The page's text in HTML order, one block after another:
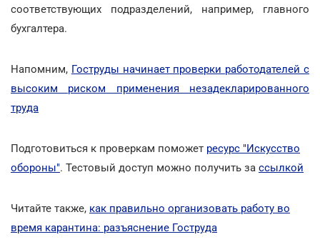
соответствующих подразделений, например, главного
бухгалтера.
Напомним, Гоструды начинает проверки работодателей с
высоким риском применения незадекларированного
труда
Подготовиться к проверкам поможет ресурс "Искусство
обороны". Тестовый доступ можно получить за ссылкой
Читайте также, как правильно организовать работу во
время карантина: разъяснение Гоструда